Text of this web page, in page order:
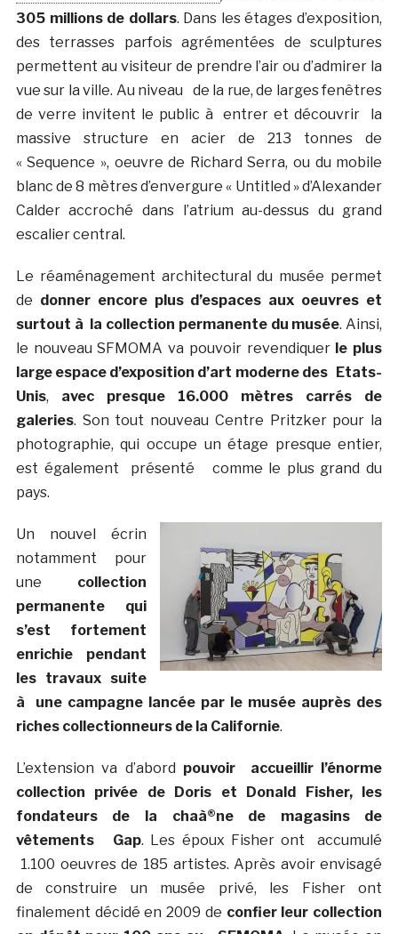
305 millions de dollars. Dans les étages d’exposition,
des terrasses parfois agrémentées de sculptures
permettent au visiteur de prendre l’air ou d’admirer la
vue sur la ville. Au niveau de la rue, de larges fenêtres
de verre invitent le public à entrer et découvrir la
massive structure en acier de 213 tonnes de
« Sequence », oeuvre de Richard Serra, ou du mobile
blanc de 8 mètres d’envergure « Untitled » d’Alexander
Calder accroché dans l’atrium au-dessus du grand
escalier central.
Le réaménagement architectural du musée permet
de donner encore plus d’espaces aux oeuvres et
surtout à la collection permanente du musée. Ainsi,
le nouveau SFMOMA va pouvoir revendiquer le plus
large espace d’exposition d’art moderne des Etats-
Unis, avec presque 16.000 mètres carrés de
galeries. Son tout nouveau Centre Pritzker pour la
photographie, qui occupe un étage presque entier,
est également présenté comme le plus grand du
pays.
Un nouvel écrin
notamment pour
une collection
permanente qui
s’est fortement
enrichie pendant
les travaux suite
à une campagne lancée par le musée auprès des
riches collectionneurs de la Californie.
L’extension va d’abord pouvoir accueillir l’énorme
collection privée de Doris et Donald Fisher, les
fondateurs de la chaà®ne de magasins de
vêtements Gap. Les époux Fisher ont accumulé
1.100 oeuvres de 185 artistes. Après avoir envisagé
de construire un musée privé, les Fisher ont
finalement décidé en 2009 de confier leur collection